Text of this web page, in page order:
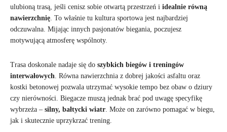
ulubioną trasą, jeśli cenisz sobie otwartą przestrzeń i idealnie równą
nawierzchnię. To właśnie tu kultura sportowa jest najbardziej
odczuwalna. Mijając innych pasjonatów biegania, poczujesz
motywującą atmosferę wspólnoty.
Trasa doskonale nadaje się do szybkich biegów i treningów
interwałowych. Równa nawierzchnia z dobrej jakości asfaltu oraz
kostki betonowej pozwala utrzymać wysokie tempo bez obaw o dziury
czy nierówności. Biegacze muszą jednak brać pod uwagę specyfikę
wybrzeża – silny, bałtycki wiatr. Może on zarówno pomagać w biegu,
jak i skutecznie uprzykrzać trening.